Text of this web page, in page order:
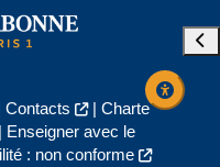
Contacts | Charte
Enseigner avec le
: non conforme